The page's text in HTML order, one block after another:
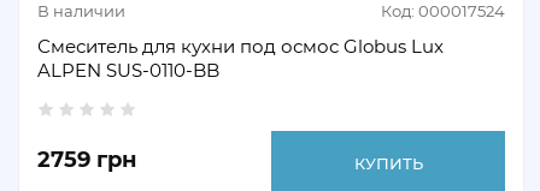
В наличии Код: 000017524
Смеситель для кухни под осмос Globus Lux
ALPEN SUS-0110-BB
2759 грн КУПИТЬ